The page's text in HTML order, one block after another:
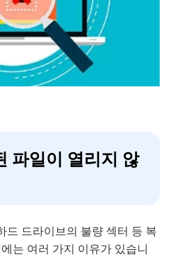
파일이 열리지 않
드 드라이브의 불량 섹터 등 복
는 여러 가지 이유가 있습니